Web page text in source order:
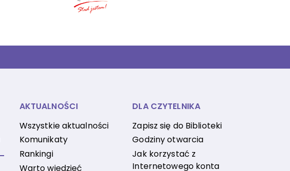
AKTUALNOŚCI
Wszystkie aktualności
Komunikaty
Rankingi
Warto wiedzieć
DLA CZYTELNIKA
Zapisz się do Biblioteki
Godziny otwarcia
Jak korzystać z
Internetowego konta